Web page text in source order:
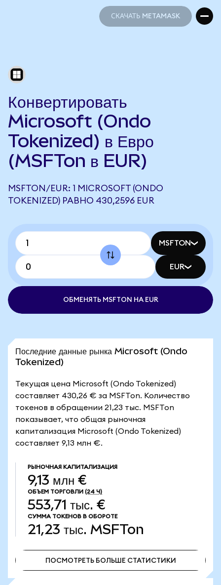
СКАЧАТЬ METAMASK
Конвертировать
Microsoft (Ondo
Tokenized) в Евро
(MSFTon в EUR)
MSFTON/EUR: 1 MICROSOFT (ONDO
TOKENIZED) РАВНО 430,2596 EUR
MSFTON
EUR
ОБМЕНЯТЬ MSFTON НА EUR
Последние данные рынка Microsoft (Ondo
Tokenized)
Текущая цена Microsoft (Ondo Tokenized)
составляет 430,26 € за MSFTon. Количество
токенов в обращении 21,23 тыс. MSFTon
показывает, что общая рыночная
капитализация Microsoft (Ondo Tokenized)
составляет 9,13 млн €.
РЫНОЧНАЯ КАПИТАЛИЗАЦИЯ
9,13 млн €
ОБЪЕМ ТОРГОВЛИ (24 Ч)
553,71 тыс. €
СУММА ТОКЕНОВ В ОБОРОТЕ
21,23 тыс. MSFTon
ПОСМОТРЕТЬ БОЛЬШЕ СТАТИСТИКИ